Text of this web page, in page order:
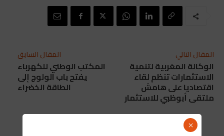
المقال السابق
المكتب الوطني للكهرباء
يفتح باب الولوج إلى
الطاقة الخضراء
المقال التالي
الوكالة المغربية لتنمية
الاستثمارات تنظم لقاء
اقتصاديا على هامش
ملتقى أبوظبي للاستثمار
×